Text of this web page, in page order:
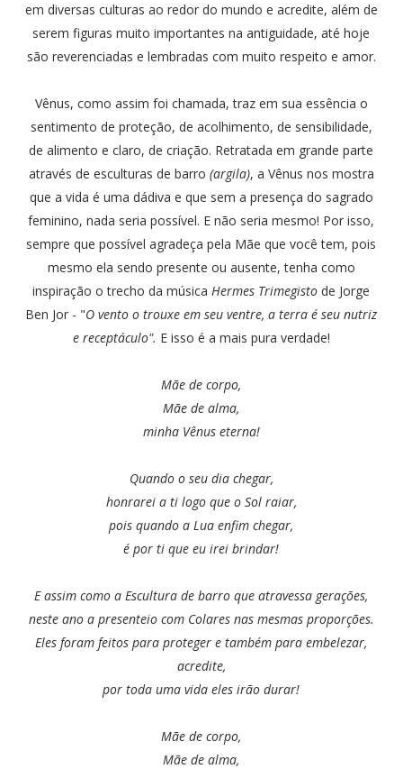
em diversas culturas ao redor do mundo e acredite, além de
serem figuras muito importantes na antiguidade, até hoje
são reverenciadas e lembradas com muito respeito e amor.
Vênus, como assim foi chamada, traz em sua essência o
sentimento de proteção, de acolhimento, de sensibilidade,
de alimento e claro, de criação. Retratada em grande parte
através de esculturas de barro (argila), a Vênus nos mostra
que a vida é uma dádiva e que sem a presença do sagrado
feminino, nada seria possível. E não seria mesmo! Por isso,
sempre que possível agradeça pela Mãe que você tem, pois
mesmo ela sendo presente ou ausente, tenha como
inspiração o trecho da músicaHermes Trimegisto de Jorge
Ben Jor - "O vento o trouxe em seu ventre, a terra é seu nutriz
e receptáculo". E isso é a mais pura verdade!
Mãe de corpo,
Mãe de alma,
minha Vênus eterna!
Quando o seu dia chegar,
honrarei a ti logo que o Sol raiar,
pois quando a Lua enfim chegar,
é por ti que eu irei brindar!
E assim como a Escultura de barro que atravessa gerações,
neste ano a presenteio com Colares nas mesmas proporções.
Eles foram feitos para proteger e também para embelezar,
acredite,
por toda uma vida eles irão durar!
Mãe de corpo,
Mãe de alma,